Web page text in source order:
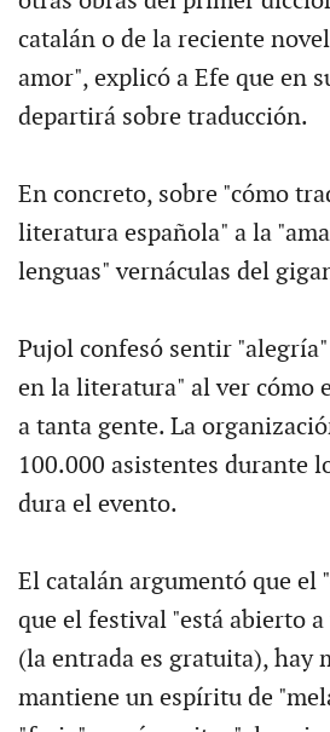
catalán o de la reciente
amor", explicó a Efe que en
departirá sobre traducción.
En concreto, sobre "cómo
literatura española" a la
lenguas" vernáculas del
Pujol confesó sentir
en la literatura" al ver cómo
a tanta gente. La
100.000 asistentes durante
dura el evento.
El catalán argumentó que el
que el festival "está abierto
(la entrada es gratuita), hay
mantiene un espíritu de